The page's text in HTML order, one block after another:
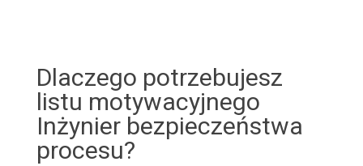
Dlaczego potrzebujesz
listu motywacyjnego
Inżynier bezpieczeństwa
procesu?